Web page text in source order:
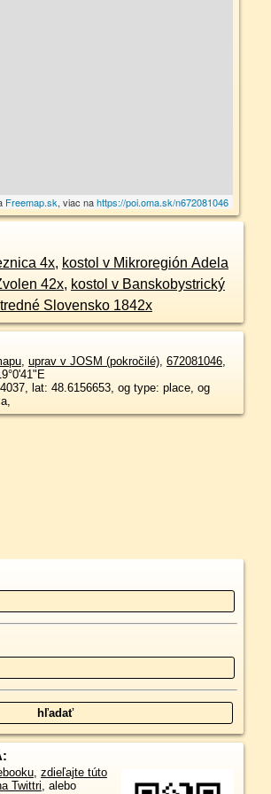
Freemap.sk, viac nahttps://poi.oma.sk/n672081046
4x, kostol v Mikroregión Adela
42x, kostol v Banskobystrický
Slovensko 1842x
, uprav v JOSM (pokročilé), 672081046,
lat: 48.6156653, og type: place, og
, zdieľajte túto
Twittri, alebo